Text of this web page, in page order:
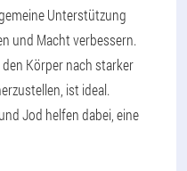
Unterstützung
und Macht verbessern.
Körper nach starker
ist ideal.
Jod helfen dabei, eine